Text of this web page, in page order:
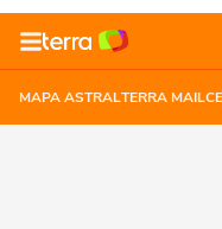
MAPA ASTRALTERRA MAIL